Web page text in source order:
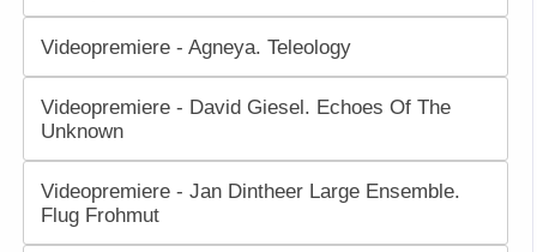
Videopremiere - Agneya. Teleology
Videopremiere - David Giesel. Echoes Of The
Unknown
Videopremiere - Jan Dintheer Large Ensemble.
Flug Frohmut